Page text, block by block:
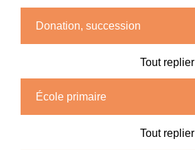
Donation, succession
Tout replier
École primaire
Tout replier